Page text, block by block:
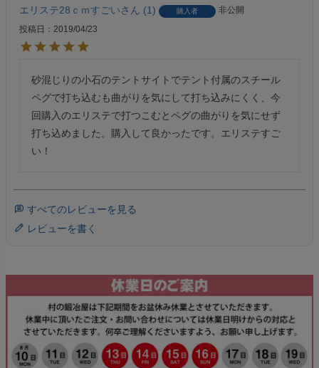
エリステ28ｃｍすごい 1 購入者
非公開
投稿日
2019/04/23
砂混じりの小石のテントサイトでテント付属のスチール
ペグで打ち込むも曲がりを気にして打ち込みにくく、今
回購入のエリステで打つこむとペグの曲がりを気にせず
打ち込めました。購入して良かったです。エリステすご
い！
すべてのレビューを見る
レビューを書く